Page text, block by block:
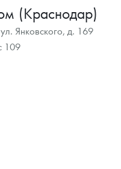
серебра, платины на
(Краснодар)
ул. Янковского, д. 169
109